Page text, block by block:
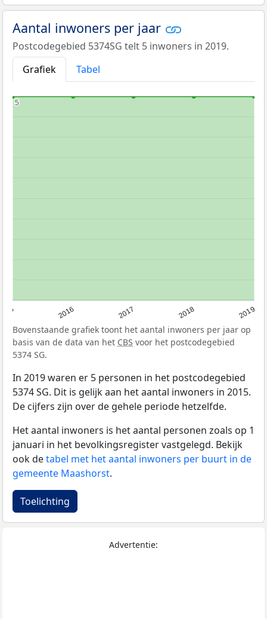
Aantal inwoners per jaar
Postcodegebied 5374SG telt 5 inwoners in 2019.
Grafiek
Tabel
2016 2017 2018 2019
5
5
Bovenstaande grafiek toont het aantal inwoners per jaar op
basis van de data van het CBS voor het postcodegebied
5374 SG.
In 2019 waren er 5 personen in het postcodegebied
5374 SG. Dit is gelijk aan het aantal inwoners in 2015.
De cijfers zijn over de gehele periode hetzelfde.
Het aantal inwoners is het aantal personen zoals op 1
januari in het bevolkingsregister vastgelegd. Bekijk
ook detabel met het aantal inwoners per buurt in de
gemeente Maashorst.
Toelichting
Advertentie: